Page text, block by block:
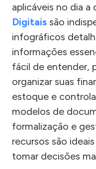
aplicáveis no dia a
Digitais são
infográficos
informações
fácil de entender,
organizar suas
estoque e
modelos de
formalização e
recursos são
tomar decisões